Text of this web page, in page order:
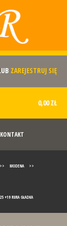
ZAREJESTRUJ SIĘ
0,00 ZŁ
KONTAKT
>> MODENA >>
+19 RURA GŁADKA